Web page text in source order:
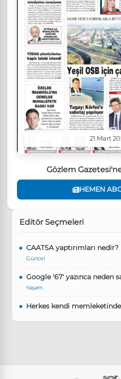
21 Mart
Gözlem
HEMEN
Editör Seçmeleri
CAATSA yaptırımları nedir?
Güncel
Google '67' yazınca neden
Yaşam
Herkes kendi memleketinde
Instagram’da keşfet nasıl